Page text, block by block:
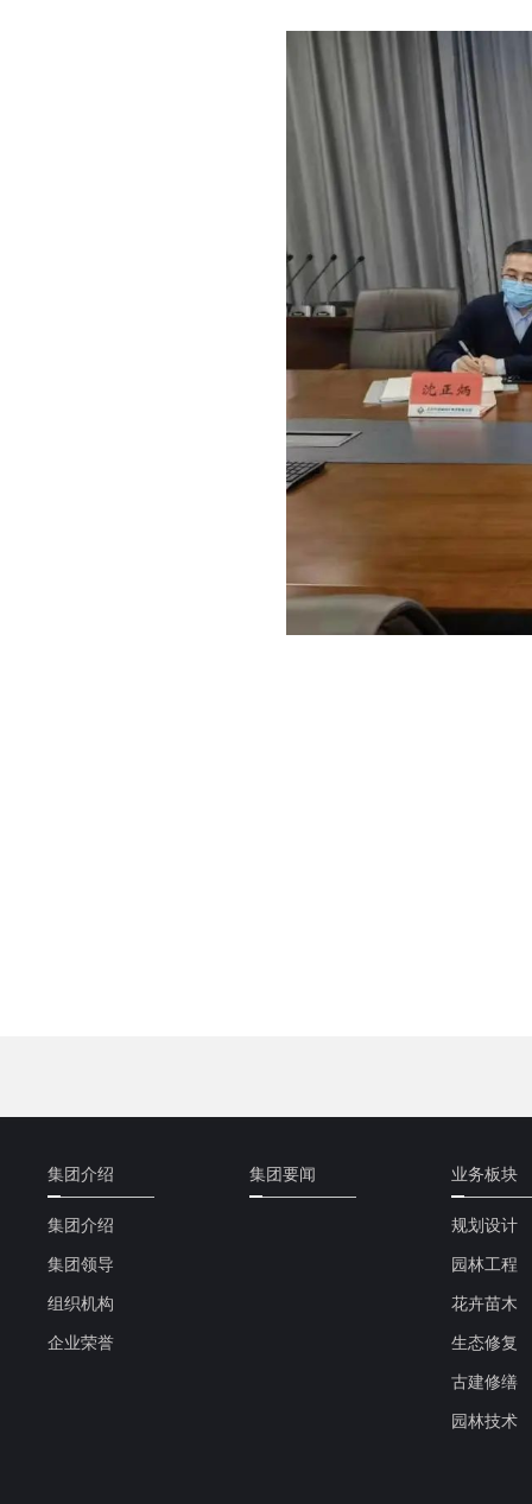
集团介绍
集团介绍
集团领导
组织机构
企业荣誉
集团要闻 业务板块
规划设计
园林工程
花卉苗木
生态修复
古建修缮
园林技术